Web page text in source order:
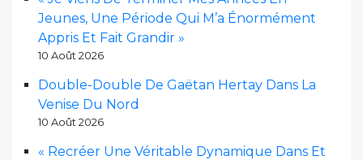
Jeunes, Une Période Qui M’a Énormément
Appris Et Fait Grandir »
10 Août 2026
Double-Double De Gaëtan Hertay Dans La
Venise Du Nord
10 Août 2026
« Recréer Une Véritable Dynamique Dans Et